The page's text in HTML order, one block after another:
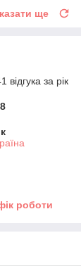
ще
відгука за рік
роботи